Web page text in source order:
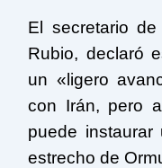
El secretario
Rubio, declaró
un «ligero
con Irán, pero
puede
estrecho de